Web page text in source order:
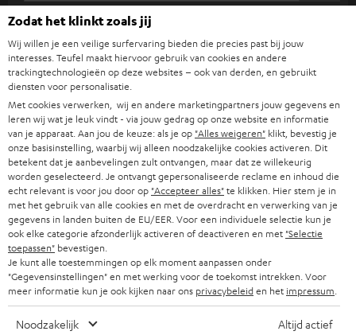
l
d
e
n
v
o
o
r
n
i
e
u
w
s
WIDGET
Categorieën
HOME CINEMA SPEAKERS
COMPLETE SYSTEMEN
SOUNDBARS
HIFI-SPEAKERS
Bedrijf
SUPPORT
CARRIÈRE
PERS & MARKETING
Teufel online shops
DUITSLAND
Zodat het klinkt zoals jij
Wij willen je een veilige surfervaring bieden die precies past bij jouw
interesses. Teufel maakt hiervoor gebruik van cookies en andere
trackingtechnologieën op deze websites – ook van derden, en gebruikt
diensten voor personalisatie.
Met cookies verwerken, wij en andere marketingpartners jouw gegevens en
leren wij wat je leuk vindt - via jouw gedrag op onze website en informatie
van je apparaat. Aan jou de keuze: als je op "Alles weigeren" klikt, bevestig je
onze basisinstelling, waarbij wij alleen noodzakelijke cookies activeren. Dit
betekent dat je aanbevelingen zult ontvangen, maar dat ze willekeurig
worden geselecteerd. Je ontvangt gepersonaliseerde reclame en inhoud die
echt relevant is voor jou door op "Accepteer alles"te klikken. Hier stem je in
met het gebruik van alle cookies en met de overdracht en verwerking van je
gegevens in landen buiten de EU/EER. Voor een individuele selectie kun je
ook elke categorie afzonderlijk activeren of deactiveren en met "Selectie
toepassen" bevestigen.
Je kunt alle toestemmingen op elk moment aanpassen onder
"Gegevensinstellingen" en met werking voor de toekomst intrekken. Voor
meer informatie kun je ook kijken naar ons privacybeleiden het impressum
Noodzakelijk Altijd actief